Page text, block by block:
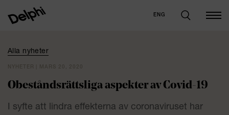
ENG
Alla nyheter
Obeståndsrättsliga aspekter av Covid-19
I syfte att lindra effekterna av coronaviruset har